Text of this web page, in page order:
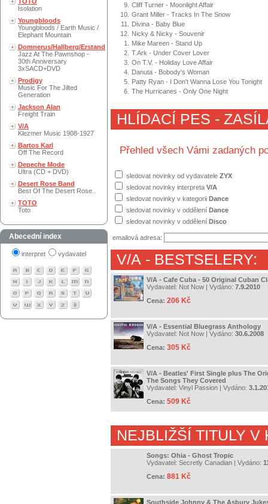
Isolation
Youngbloods
Youngbloods / Earth Music /
Elephant Mountain
Domnerus/Hallberg/Erstand
Jazz At The Pawnshop -
30th Anniversary
3xSACD+DVD
Prodigy
Music For The Jilted
Generation
Jackson Alan
Freight Train
V/A
Klezmer Music 1908-1927
Bartos Karl
Off The Record
Depeche Mode
Ultra (CD + DVD)
Desert Rose Band
Best Of The Desert Rose..
TOTO
Toto
Abecední index
interpret vydavatel
9. Cliff Turner - Moonlight Affair
10. Grant Miller - Tracks In The Snow
11.
Divina - Baby Blue
12.
Nicky & Nicky - Souvenir
1.
Mike Mareen - Stand Up
2. T.Ark - Under Cover Lover
3. On T.V. - Holiday Love Affair
4.
Danuta - Bobody's Woman
5.
Patty Ryan - I Don't Wanna Lose You Tonight
6. The Hurricanes - Only One Night
HLÍDACÍ PES -
Přehled všech Vámi zadaných
sledovat novinky od vydavatele ZYX
sledovat novinky interpreta V/A
sledovat novinky v kategorii Dance
sledovat novinky v oddělení Dance
sledovat novinky v oddělení Disco
emailová adresa:
V/A - BESTSELERY:
V/A - Cafe Cuba - 50 Original Cuban
Vydavatel: Not Now | Vydáno: 7.9.2010
Cena: 206 Kč
V/A - Essential Bluegrass Anthology
Vydavatel: Not Now | Vydáno: 30.6.2008
Cena: 305 Kč
V/A - Beatles' First Single plus The
The Songs They Covered
Vydavatel: Vinyl Passion | Vydáno:
Cena: 509 Kč
NEJBLIŽŠÍ TITULY V
Songs: Ohia - Ghost Tropic
Vydavatel: Secretly Canadian | Vydáno:
Cena: 881 Kč
Southside Johnny & The Asbury